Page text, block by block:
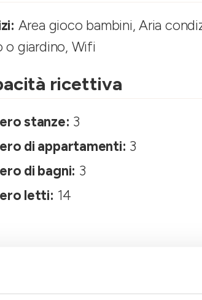
Area gioco bambini, Aria
o giardino, Wifi
ricettiva
stanze: 3
di appartamenti: 3
di bagni: 3
letti: 14